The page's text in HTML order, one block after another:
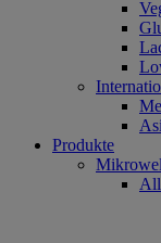
Produkte